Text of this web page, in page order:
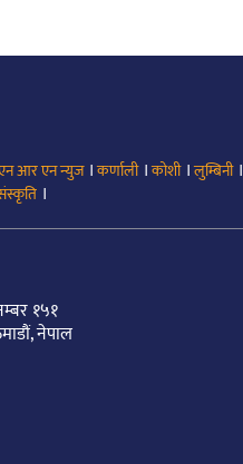
आर एन न्युज।कर्णाली।कोशी।लुम्बिनी।
।
१५१
नेपाल